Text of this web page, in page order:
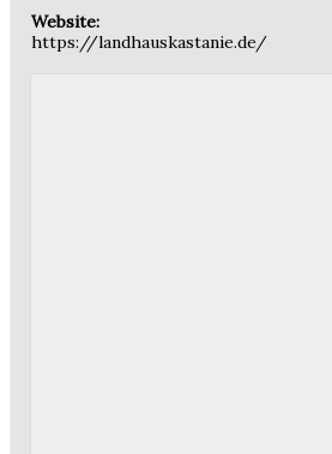
Website:
https://landhauskastanie.de/